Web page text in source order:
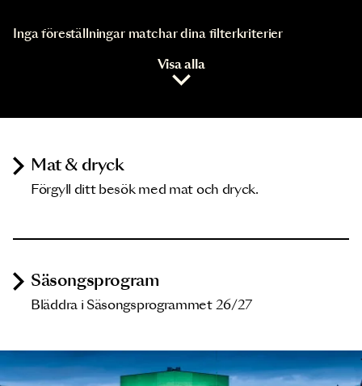
Inga föreställningar matchar dina filterkriterier
Visa alla
Mat & dryck
Förgyll ditt besök med mat och dryck.
Säsongsprogram
Bläddra i Säsongsprogrammet 26/27